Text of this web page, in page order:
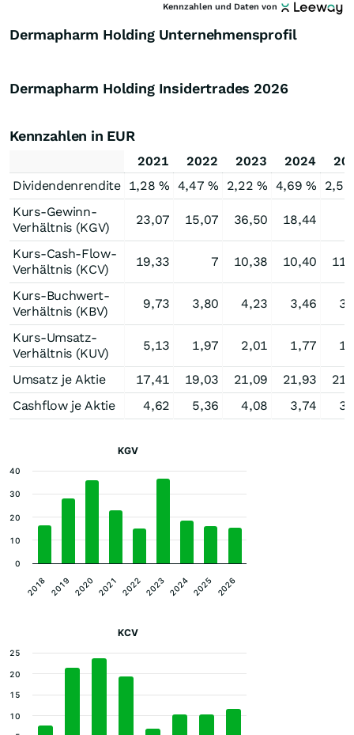
Kennzahlen und Daten von
Dermapharm Holding Unternehmensprofil
Dermapharm Holding Insidertrades 2026
Kennzahlen in EUR
2021 2022 2023 2024
Dividendenrendite 1,28 % 4,47 % 2,22 % 4,69 %
2,59
Kurs-Gewinn-
Verhältnis (KGV)
23,07 15,07 36,50 18,44
Kurs-Cash-Flow-
Verhältnis (KCV)
19,33 7 10,38 10,40
Kurs-Buchwert-
Verhältnis (KBV)
9,73 3,80 4,23 3,46
Kurs-Umsatz-
Verhältnis (KUV)
5,13 1,97 2,01 1,77
Umsatz je Aktie 17,41 19,03 21,09 21,93
Cashflow je Aktie
4,62 5,36 4,08 3,74
KGV
2018 2019 2020 2021 2022 2023 2024 2025 2026
0
10
20
30
40
KCV
10
15
20
25